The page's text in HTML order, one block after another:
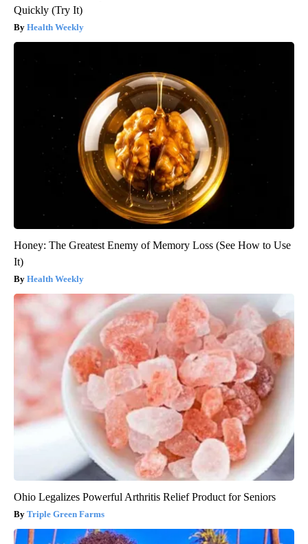
Quickly (Try It)
Health Weekly
Honey: The Greatest Enemy of Memory Loss (See How to Use
It)
Health Weekly
Ohio Legalizes Powerful Arthritis Relief Product for Seniors
Triple Green Farms